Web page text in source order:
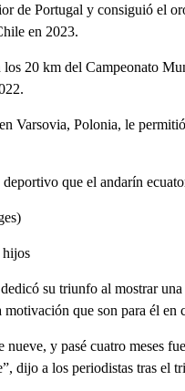
de Portugal y consiguió el
en 2023.
20 km del Campeonato
Varsovia, Polonia, le
que el andarín
hijos
su triunfo al mostrar
motivación que son para él
y pasé cuatro meses
dijo a los periodistas tras el